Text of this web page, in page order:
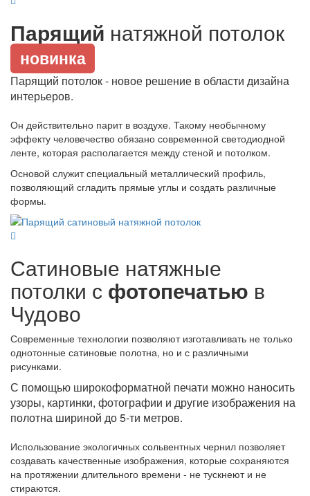
Парящий натяжной потолок
новинка
Парящий потолок - новое решение в области дизайна
интерьеров.
Он действительно парит в воздухе. Такому необычному
эффекту человечество обязано современной светодиодной
ленте, которая располагается между стеной и потолком.
Основой служит специальный металлический профиль,
позволяющий сгладить прямые углы и создать различные
формы.
Сатиновые натяжные
потолки с фотопечатью в
Чудово
Современные технологии позволяют изготавливать не только
однотонные сатиновые полотна, но и с различными
рисунками.
С помощью широкоформатной печати можно наносить
узоры, картинки, фотографии и другие изображения на
полотна шириной до 5-ти метров.
Использование экологичных сольвентных чернил позволяет
создавать качественные изображения, которые сохраняются
на протяжении длительного времени - не тускнеют и не
стираются.